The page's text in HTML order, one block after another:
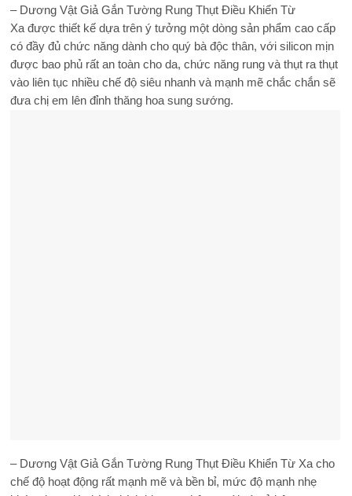
– Dương Vật Giả Gắn Tường Rung Thụt Điều Khiển Từ
Xa được thiết kế dựa trên ý tưởng một dòng sản phẩm cao cấp
có đầy đủ chức năng dành cho quý bà độc thân, với silicon mịn
được bao phủ rất an toàn cho da, chức năng rung và thụt ra thụt
vào liên tục nhiều chế độ siêu nhanh và mạnh mẽ chắc chắn sẽ
đưa chị em lên đỉnh thăng hoa sung sướng.
– Dương Vật Giả Gắn Tường Rung Thụt Điều Khiển Từ Xa cho
chế độ hoạt động rất mạnh mẽ và bền bỉ, mức độ mạnh nhẹ